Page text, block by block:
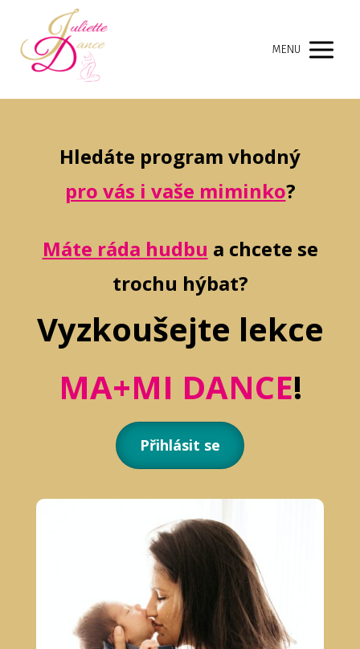
MENU
Hledáte program vhodný
pro vás i vaše miminko?
Máte ráda hudbu a chcete se
trochu hýbat?
Vyzkoušejte lekce
MA+MI DANCE!
Přihlásit se